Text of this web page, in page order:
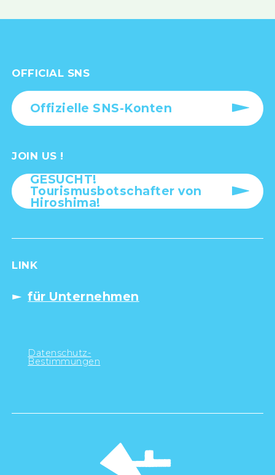
OFFICIAL SNS
Offizielle SNS-Konten
JOIN US !
GESUCHT!
Tourismusbotschafter von
Hiroshima!
LINK
für Unternehmen
Datenschutz-
Bestimmungen